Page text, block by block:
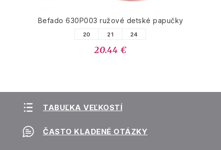
Befado 630P003 ružové detské papučky
20 21 24
20.44 €
TABUĽKA VEĽKOSTÍ
ČASTO KLADENÉ OTÁZKY